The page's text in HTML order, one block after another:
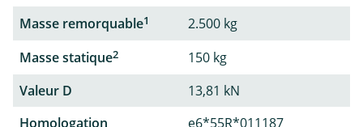
Masse remorquable1
2.500 kg
Masse statique2
150 kg
Valeur D
13,81 kN
Homologation
e6*55R*011187